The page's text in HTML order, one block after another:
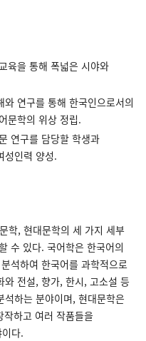
육을 통해 폭넓은 시야와
연구를 통해 한국인으로서의
문학의 위상 정립.
연구를 담당할 학생과
성인력 양성.
학, 현대문학의 세 가지 세부
수 있다. 국어학은 한국어의
석하여 한국어를 과학적으로
와 전설, 향가, 한시, 고소설 등
하는 분야이며, 현대문학은
하고 여러 작품들을
다.